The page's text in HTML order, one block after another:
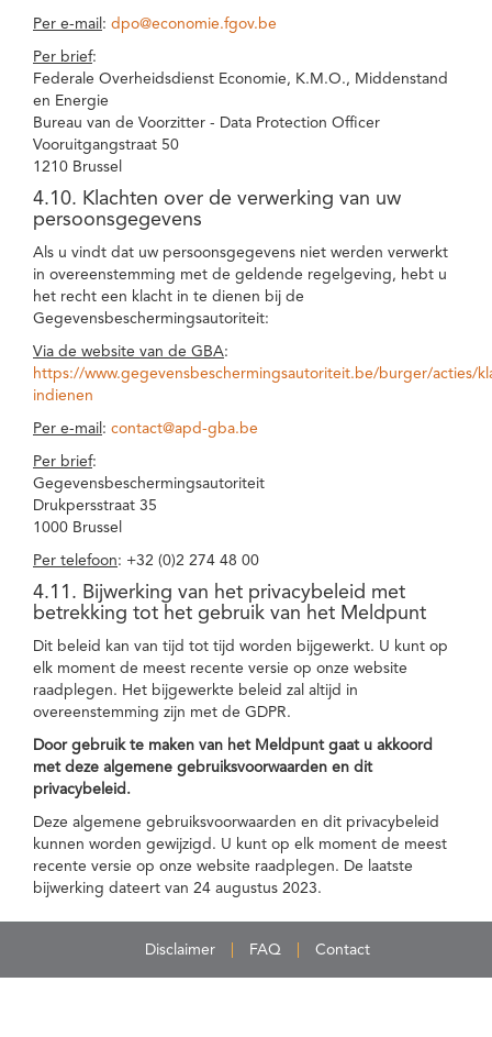
Per e-mail : dpo@economie.fgov.be
Per brief:
Federale Overheidsdienst Economie, K.M.O., Middenstand
en Energie
Bureau van de Voorzitter - Data Protection Officer
Vooruitgangstraat 50
1210 Brussel
4.10. Klachten over de verwerking van uw
persoonsgegevens
Als u vindt dat uw persoonsgegevens niet werden verwerkt
in overeenstemming met de geldende regelgeving, hebt u
het recht een klacht in te dienen bij de
Gegevensbeschermingsautoriteit:
Via de website van de GBA:
https://www.gegevensbeschermingsautoriteit.be/burger/acties/
indienen
Per e-mail : contact@apd-gba.be
Per brief:
Gegevensbeschermingsautoriteit
Drukpersstraat 35
1000 Brussel
Per telefoon: +32 (0)2 274 48 00
4.11. Bijwerking van het privacybeleid met
betrekking tot het gebruik van het Meldpunt
Dit beleid kan van tijd tot tijd worden bijgewerkt. U kunt op
elk moment de meest recente versie op onze website
raadplegen. Het bijgewerkte beleid zal altijd in
overeenstemming zijn met de GDPR.
Door gebruik te maken van het Meldpunt gaat u akkoord
met deze algemene gebruiksvoorwaarden en dit
privacybeleid.
Deze algemene gebruiksvoorwaarden en dit privacybeleid
kunnen worden gewijzigd. U kunt op elk moment de meest
recente versie op onze website raadplegen. De laatste
bijwerking dateert van 24 augustus 2023.
Disclaimer FAQ Contact